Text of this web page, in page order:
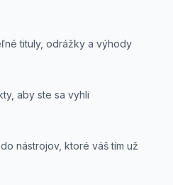
tituly, odrážky a výhody
aby ste sa vyhli
nástrojov, ktoré váš tím už